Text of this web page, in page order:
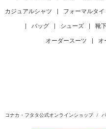
カジュアルシャツ フォーマルタイ
バッグ シューズ 靴
オーダースーツ オ
コナカ・フタタ公式オンラインショップ